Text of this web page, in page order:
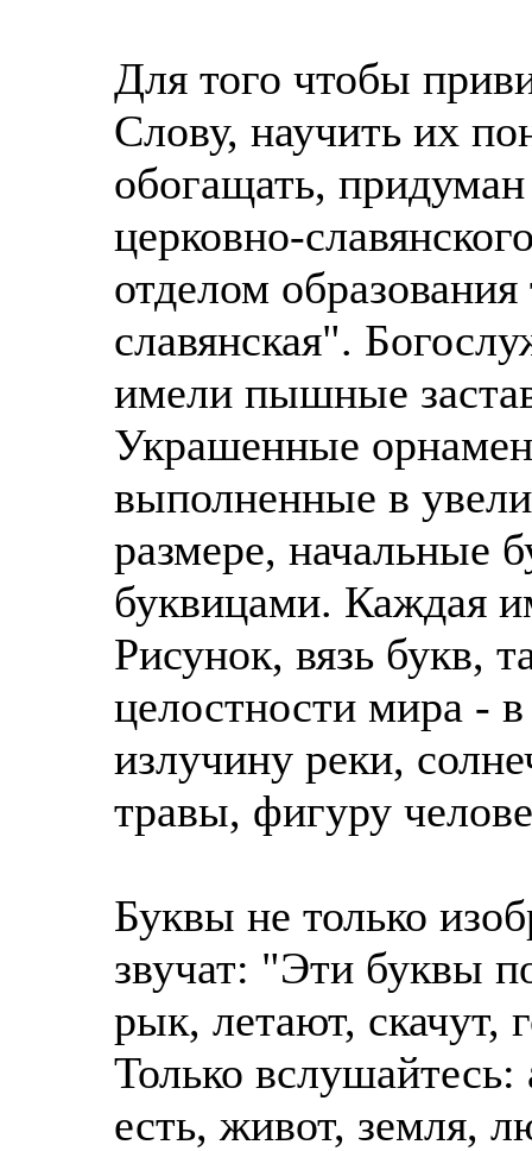
Для того чтобы
Слову, научить их
обогащать,
церковно-
отделом
славянская".
имели пышные
Украшенные
выполненные в
размере, начальные
буквицами. Каждая
Рисунок, вязь букв,
целостности мира -
излучину реки,
травы, фигуру
Буквы не только
звучат: "Эти буквы
рык, летают, скачут,
Только вслушайтесь:
есть, живот, земля,